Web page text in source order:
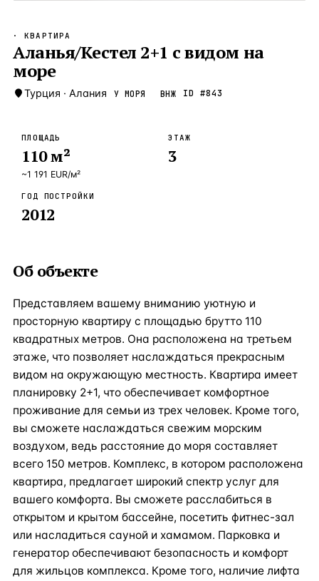
Новороссийск —Локация
Стамбул
Анталия
ЧАСТО ИЩУТ
Турция
· КВАРТИРА
Аланья/Кестел 2+1 с видом на
море
Турция · Алания У МОРЯ ВНЖ ID #843
ПЛОЩАДЬ
110м²
~1 191 EUR/м²
ЭТАЖ
3
ГОД ПОСТРОЙКИ
2012
Об объекте
Представляем вашему вниманию уютную и
просторную квартиру с площадью брутто 110
квадратных метров. Она расположена на третьем
этаже, что позволяет наслаждаться прекрасным
видом на окружающую местность. Квартира имеет
планировку 2+1, что обеспечивает комфортное
проживание для семьи из трех человек. Кроме того,
вы сможете наслаждаться свежим морским
воздухом, ведь расстояние до моря составляет
всего 150 метров. Комплекс, в котором расположена
квартира, предлагает широкий спектр услуг для
вашего комфорта. Вы сможете расслабиться в
открытом и крытом бассейне, посетить фитнес-зал
или насладиться сауной и хамамом. Парковка и
генератор обеспечивают безопасность и комфорт
для жильцов комплекса. Кроме того, наличие лифта